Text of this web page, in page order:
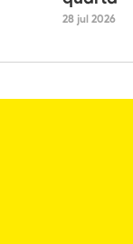
28 jul 2026